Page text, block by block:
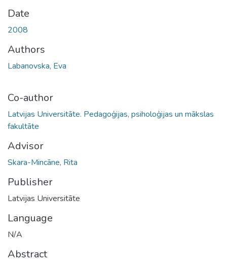
Date
2008
Authors
Labanovska, Eva
Co-author
Latvijas Universitāte. Pedagoģijas, psiholoģijas un mākslas
fakultāte
Advisor
Skara-Mincāne, Rita
Publisher
Latvijas Universitāte
Language
N/A
Abstract